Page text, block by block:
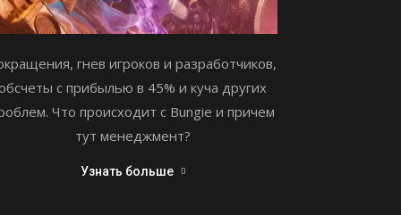
гнев игроков и разработчиков,
с прибылью в 45% и куча других
Что происходит с Bungie и причем
тут менеджмент?
Узнать больше